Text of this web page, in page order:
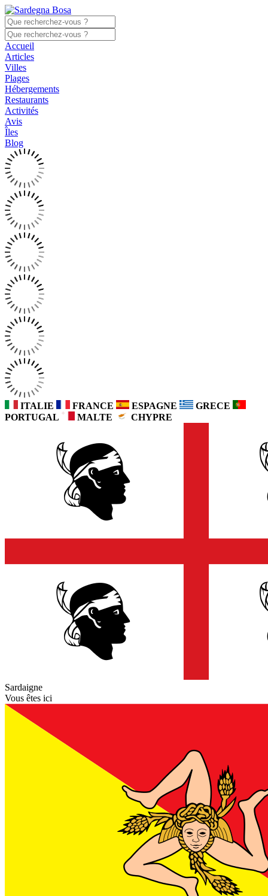
Accueil
Articles
Villes
Plages
Hébergements
Restaurants
Activités
Avis
Îles
Blog
ITALIE FRANCE ESPAGNE
GRECE
PORTUGAL
MALTE CHYPRE
Sardaigne
Vous êtes ici